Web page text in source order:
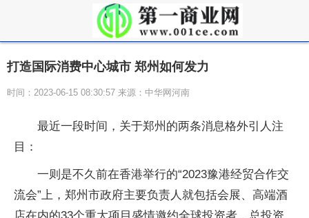
打造国际消费中心城市 郑州如何发力
时间：2023-06-15 08:30:57 来源：中华网河南
最近一段时间，关于郑州的两条消息格外引人注
目：
一则是不久前在香港举行的“2023豫港经贸合作交
流会”上，郑州市政府主要负责人就包括会展、高端酒